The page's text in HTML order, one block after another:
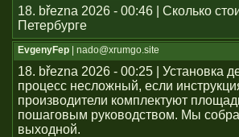
18. března 2026 - 00:46 | Сколько
Петербурге
EvgenyFep | nado@xrumgo.site
18. března 2026 - 00:25 | Установка
процесс несложный, если
производители комплектуют
пошаговым руководством. Мы
выходной.